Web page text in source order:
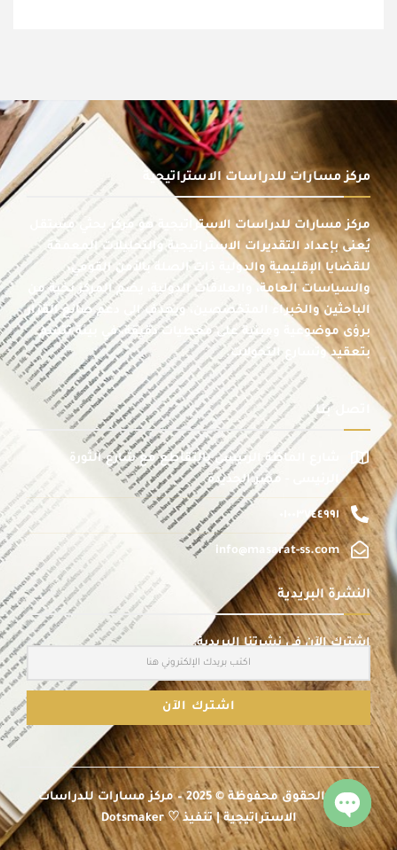
مركز مسارات للدراسات الاستراتيجية
مركز مسارات للدراسات الاستراتيجية هو مركز بحثي مستقل
يُعنى بإعداد التقديرات الاستراتيجية والتحليلات المعمقة
للقضايا الإقليمية والدولية ذات الصلة بالأمن القومي،
والسياسات العامة، والعلاقات الدولية، يضم المركز نخبة من
الباحثين والخبراء المتخصصين، ويهدف إلى دعم صانع القرار
برؤى موضوعية ومبنية على معطيات دقيقة، في بيئة تتسم
بتعقيد وتسارع التحولات.
اتصل بنا
شارع الماظة الرئيسى بالتقاطع مع شارع الثورة
الرئيسى - مصر الجديدة
٠١٠٠٣٧٤٤٩٩١
info@masarat-ss.com
النشرة البريدية
اشترك الآن في نشرتنا البريدية:
جميع الحقوق محفوظة © 2025 – مركز مسارات للدراسات
الاستراتيجية | تنفيذ ♡ Dotsmaker